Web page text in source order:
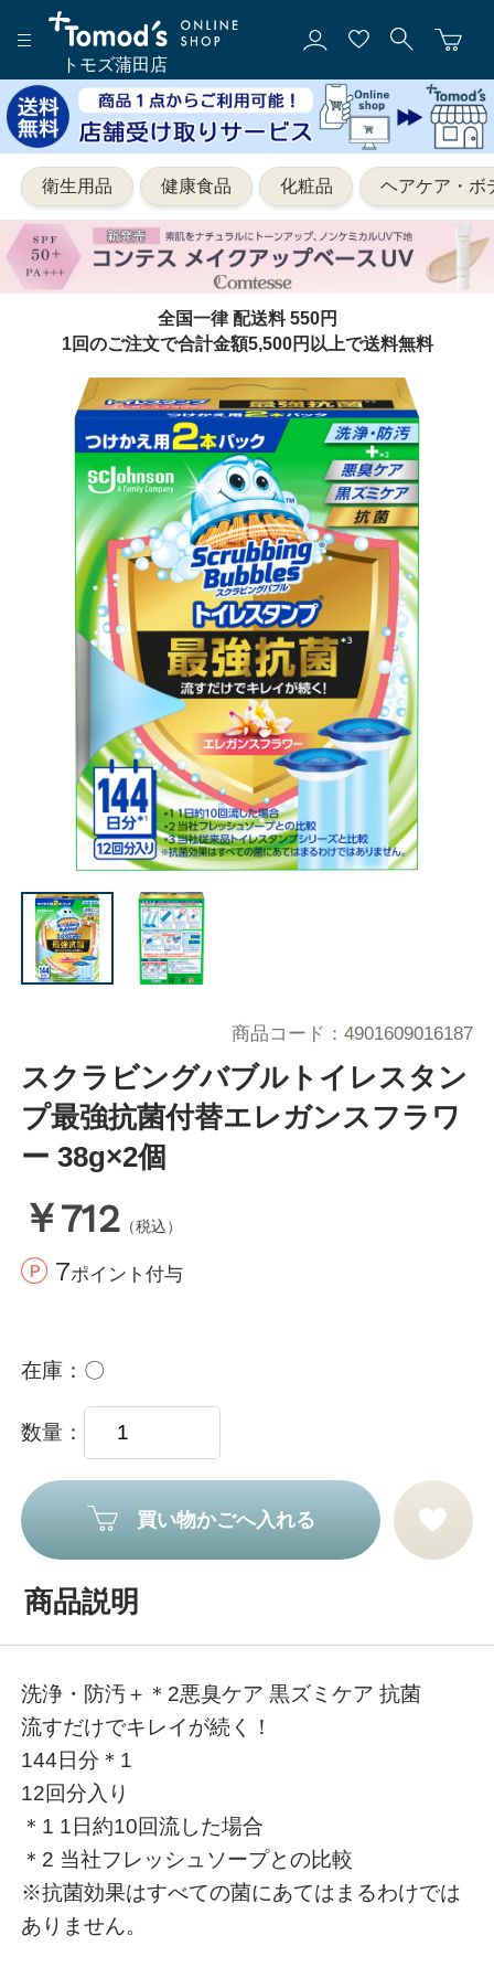
トモズ蒲田店
衛生用品 健康食品 化粧品 ヘアケア・ボ
全国一律 配送料 550円
1回のご注文で合計金額5,500円以上で送料無料
スクラビングバブルトイレスタン
プ最強抗菌付替エレガンスフラワ
ー 38g×2個
￥712 （税込）
7ポイント付与
商品コード 4901609016187
在庫 〇
数量
買い物かごへ入れる
商品説明
洗浄・防汚＋＊2悪臭ケア 黒ズミケア 抗菌
流すだけでキレイが続く！
144日分＊1
12回分入り
＊1 1日約10回流した場合
＊2 当社フレッシュソープとの比較
※抗菌効果はすべての菌にあてはまるわけでは
ありません。